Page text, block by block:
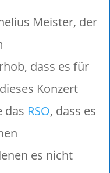
Meister, der
dass es für
Konzert
das RSO, dass es
es nicht